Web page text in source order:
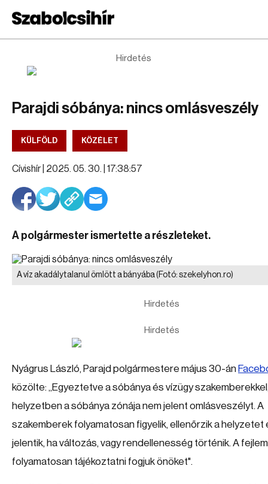
Hirdetés
Parajdi sóbánya: nincs omlásveszély
KÜLFÖLD KÖZÉLET
Cívishír | 2025. 05. 30. | 17:38:57
A polgármester ismertette a részleteket.
A víz akadálytalanul ömlött a bányába(Fotó: szekelyhon.ro)
Hirdetés
Hirdetés
Nyágrus László, Parajd polgármestere május 30-án
közölte: „Egyeztetve a sóbánya és vízügy
helyzetben a sóbánya zónája nem jelent omlásveszélyt. A
szakemberek folyamatosan figyelik, ellenőrzik a helyzetet
jelentik, ha változás, vagy rendellenesség történik. A
folyamatosan tájékoztatni fogjuk önöket".